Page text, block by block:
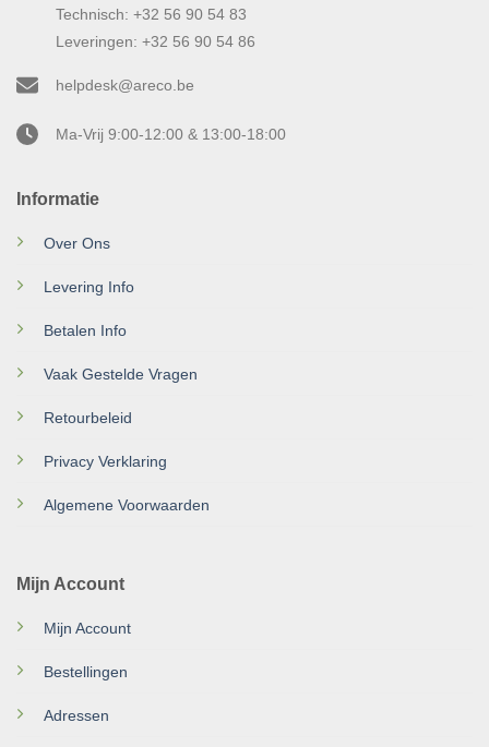
Informatie
Over Ons
Levering Info
Betalen Info
Vaak Gestelde Vragen
Retourbeleid
Privacy Verklaring
Algemene Voorwaarden
Mijn Account
Mijn Account
Bestellingen
Adressen
Technisch: +32 56 90 54 83
Leveringen: +32 56 90 54 86
helpdesk@areco.be
Ma-Vrij 9:00-12:00 & 13:00-18:00